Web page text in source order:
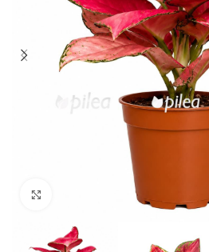
Нажмите, чтобы увеличить